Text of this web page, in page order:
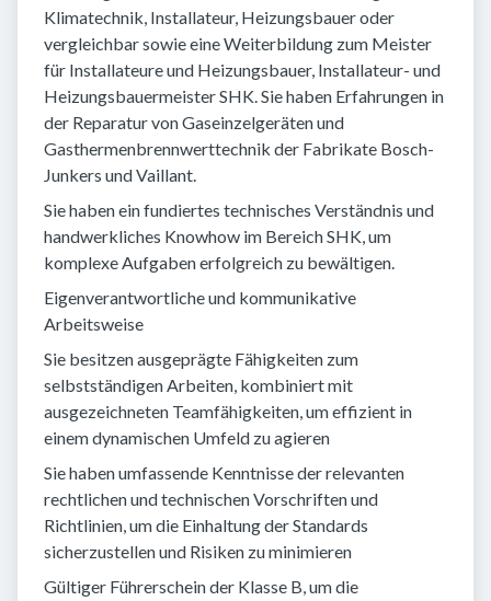
Klimatechnik, Installateur, Heizungsbauer oder
vergleichbar sowie eine Weiterbildung zum Meister
für Installateure und Heizungsbauer, Installateur- und
Heizungsbauermeister SHK. Sie haben Erfahrungen in
der Reparatur von Gaseinzelgeräten und
Gasthermenbrennwerttechnik der Fabrikate Bosch-
Junkers und Vaillant.
Sie haben ein fundiertes technisches Verständnis und
handwerkliches Knowhow im Bereich SHK, um
komplexe Aufgaben erfolgreich zu bewältigen.
Eigenverantwortliche und kommunikative
Arbeitsweise
Sie besitzen ausgeprägte Fähigkeiten zum
selbstständigen Arbeiten, kombiniert mit
ausgezeichneten Teamfähigkeiten, um effizient in
einem dynamischen Umfeld zu agieren
Sie haben umfassende Kenntnisse der relevanten
rechtlichen und technischen Vorschriften und
Richtlinien, um die Einhaltung der Standards
sicherzustellen und Risiken zu minimieren
Gültiger Führerschein der Klasse B, um die